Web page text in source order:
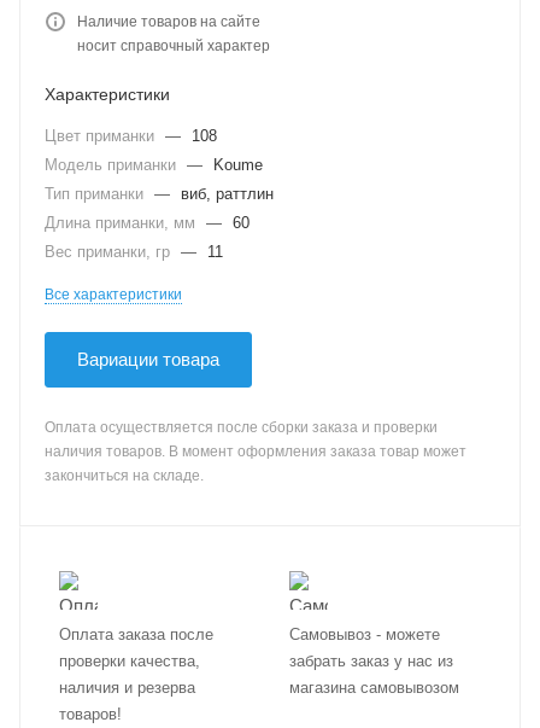
Наличие товаров на сайте
носит справочный характер
Характеристики
Цвет приманки —
108
Модель приманки —
Koume
Тип приманки —
виб, раттлин
Длина приманки, мм
— 60
Вес приманки, гр — 11
Все характеристики
Вариации товара
Оплата осуществляется после сборки заказа и проверки
наличия товаров. В момент оформления заказа товар может
закончиться на складе.
Оплата заказа после
проверки качества,
наличия и резерва
товаров!
Самовывоз - можете
забрать заказ у нас из
магазина самовывозом